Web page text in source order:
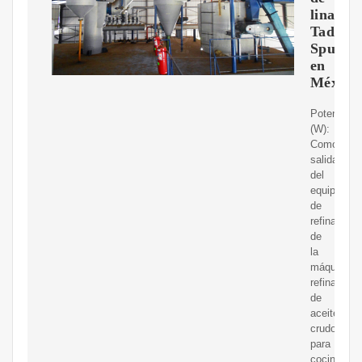
linaza
Tad
en
México
Potencia
(W):
Como
salida
del
equipo
de
refinación
de
la
máquina
refinadora
de
aceite
crudo
para
cocinar;